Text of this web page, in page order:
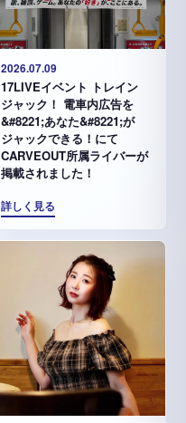
2026.07.09
17LIVEイベント トレイン
ジャック！ 電車内広告を
&#8221;あなた&#8221;が
ジャックできる！にて
CARVEOUT所属ライバーが
掲載されました！
詳しく見る